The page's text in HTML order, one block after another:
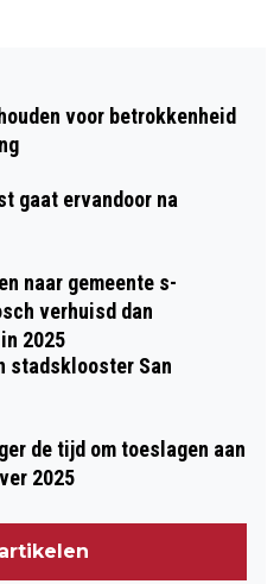
ALS
& PRESTATIE
DEN BOSCH
OPENT
OVER
ILLUSTREREN
voor betrokkenheid
gaat ervandoor na
naar gemeente s-
verhuisd dan
2025
stadsklooster San
de tijd om toeslagen aan
2025